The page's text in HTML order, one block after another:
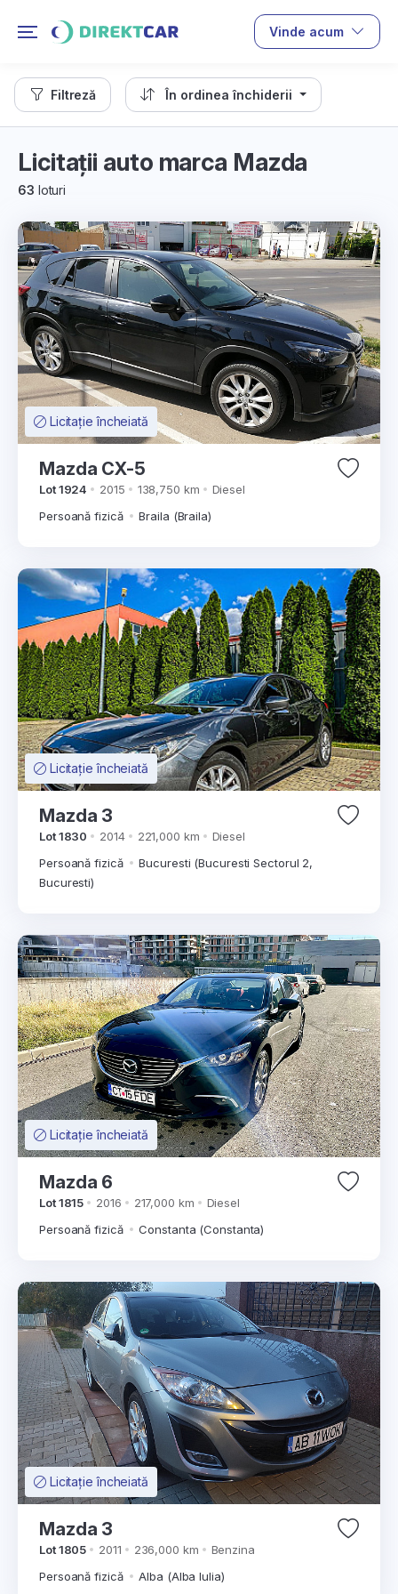
Vinde acum
Filtreză În ordinea închiderii
Licitații auto marca Mazda
63 loturi
Licitație încheiată
Mazda CX-5
Lot 1924 2015 138,750 km
Diesel
Persoană fizică
Braila (Braila)
Licitație încheiată
Mazda 3
Lot 1830 2014 221,000 km
Diesel
Persoană fizică
Bucuresti (Bucuresti Sectorul 2,
Bucuresti)
Licitație încheiată
Mazda 6
Lot 1815 2016 217,000 km
Diesel
Persoană fizică
Constanta (Constanta)
Licitație încheiată
Mazda 3
Lot 1805 2011 236,000 km
Benzina
Persoană fizică
Alba (Alba Iulia)